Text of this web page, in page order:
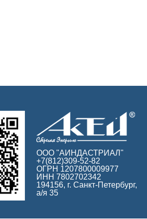
ООО "АИНДАСТРИАЛ"
+7(812)309-52-82
ОГРН 1207800009977
ИНН 7802702342
194156, г. Санкт-Петербург,
а/я 35